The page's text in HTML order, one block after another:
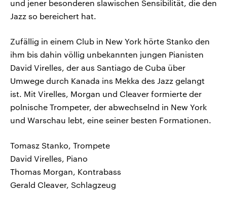
und jener besonderen slawischen Sensibilität, die den
Jazz so bereichert hat.
Zufällig in einem Club in New York hörte Stanko den
ihm bis dahin völlig unbekannten jungen Pianisten
David Virelles, der aus Santiago de Cuba über
Umwege durch Kanada ins Mekka des Jazz gelangt
ist. Mit Virelles, Morgan und Cleaver formierte der
polnische Trompeter, der abwechselnd in New York
und Warschau lebt, eine seiner besten Formationen.
Tomasz Stanko, Trompete
David Virelles, Piano
Thomas Morgan, Kontrabass
Gerald Cleaver, Schlagzeug